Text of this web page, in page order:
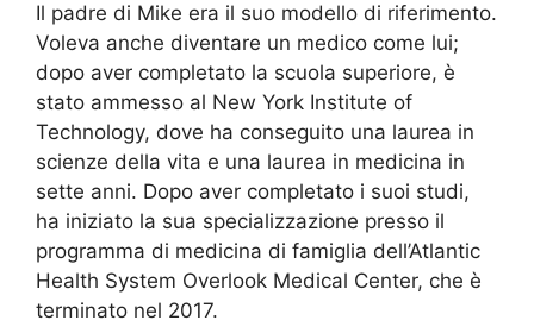
Il padre di Mike era il suo modello di riferimento.
Voleva anche diventare un medico come lui;
dopo aver completato la scuola superiore, è
stato ammesso al New York Institute of
Technology, dove ha conseguito una laurea in
scienze della vita e una laurea in medicina in
sette anni. Dopo aver completato i suoi studi,
ha iniziato la sua specializzazione presso il
programma di medicina di famiglia dell’Atlantic
Health System Overlook Medical Center, che è
terminato nel 2017.